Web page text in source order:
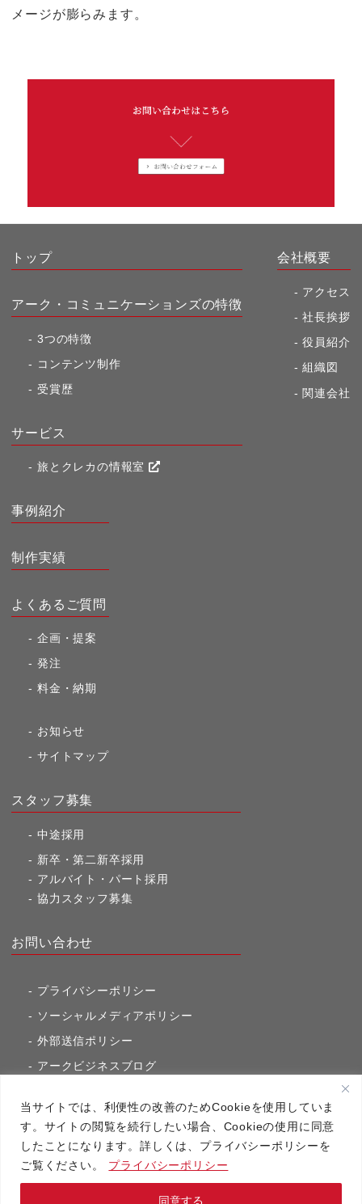
当サイトでは、利便性の改善のためCookieを使用していま
す。サイトの閲覧を続行したい場合、Cookieの使用に同意
したことになります。詳しくは、プライバシーポリシーを
ご覧ください。
プライバシーポリシー
同意する
メージが膨らみます。
トップ
アーク・コミュニケーションズの特徴
3つの特徴
コンテンツ制作
受賞歴
サービス
旅とクレカの情報室
会社概要
アクセス
社長挨拶
役員紹介
組織図
関連会社
事例紹介
制作実績
よくあるご質問
企画・提案
発注
料金・納期
お知らせ
サイトマップ
スタッフ募集
中途採用
新卒・第二新卒採用
アルバイト・パート採用
協力スタッフ募集
お問い合わせ
プライバシーポリシー
ソーシャルメディアポリシー
外部送信ポリシー
アークビジネスブログ
アーク・コミュニケーションズ
Copyright（C）2020 アーク・コミュニケーションズ All RightsReserved.